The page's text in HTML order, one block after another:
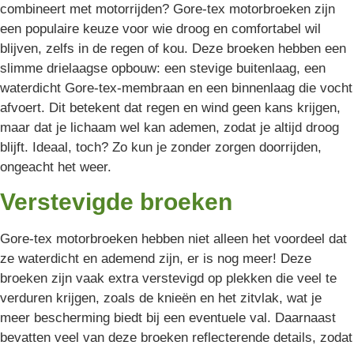
combineert met motorrijden? Gore-tex motorbroeken zijn
een populaire keuze voor wie droog en comfortabel wil
blijven, zelfs in de regen of kou. Deze broeken hebben een
slimme drielaagse opbouw: een stevige buitenlaag, een
waterdicht Gore-tex-membraan en een binnenlaag die vocht
afvoert. Dit betekent dat regen en wind geen kans krijgen,
maar dat je lichaam wel kan ademen, zodat je altijd droog
blijft. Ideaal, toch? Zo kun je zonder zorgen doorrijden,
ongeacht het weer.
Verstevigde broeken
Gore-tex motorbroeken hebben niet alleen het voordeel dat
ze waterdicht en ademend zijn, er is nog meer! Deze
broeken zijn vaak extra verstevigd op plekken die veel te
verduren krijgen, zoals de knieën en het zitvlak, wat je
meer bescherming biedt bij een eventuele val. Daarnaast
bevatten veel van deze broeken reflecterende details, zodat